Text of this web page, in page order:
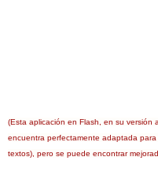
(Esta aplicación en Flash, en su versión
encuentra perfectamente adaptada
textos), pero se puede encontrar